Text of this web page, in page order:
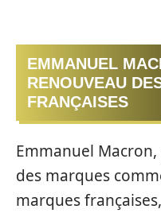
EMMANUEL
RENOUVEAU
FRANÇAISES
Emmanuel
des marques
marques